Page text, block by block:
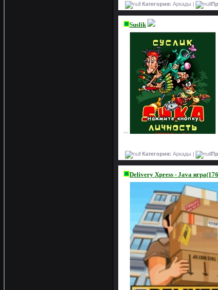
Категория: Аркады |
Suslik
>>
Категория: Аркады |
Delivery Xpress - Java